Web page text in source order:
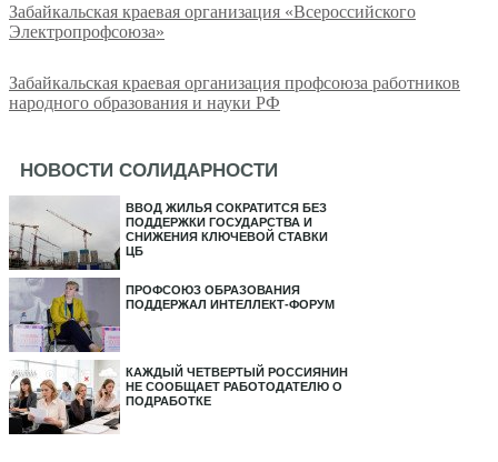
Забайкальская краевая организация «Всероссийского
Электропрофсоюза»
Забайкальская краевая организация профсоюза работников
народного образования и науки РФ
НОВОСТИ СОЛИДАРНОСТИ
ВВОД ЖИЛЬЯ СОКРАТИТСЯ БЕЗ
ПОДДЕРЖКИ ГОСУДАРСТВА И
СНИЖЕНИЯ КЛЮЧЕВОЙ СТАВКИ
ЦБ
ПРОФСОЮЗ ОБРАЗОВАНИЯ
ПОДДЕРЖАЛ ИНТЕЛЛЕКТ-ФОРУМ
КАЖДЫЙ ЧЕТВЕРТЫЙ РОССИЯНИН
НЕ СООБЩАЕТ РАБОТОДАТЕЛЮ О
ПОДРАБОТКЕ